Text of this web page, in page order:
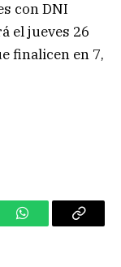
con DNI
el jueves 26
finalicen en 7,
WhatsAppCopy